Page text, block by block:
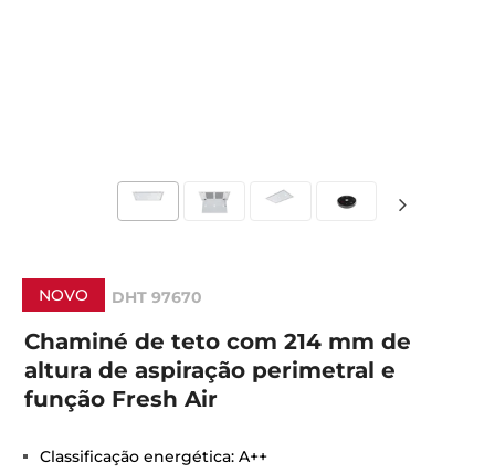
NOVO DHT 97670
Chaminé de teto com 214 mm de
altura de aspiração perimetral e
função Fresh Air
Classificação energética: A++